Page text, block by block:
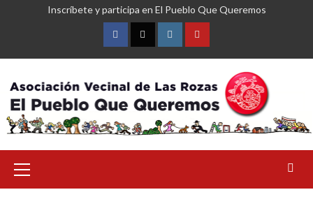
Inscríbete y participa en El Pueblo Que Queremos
FacebookTwitterInstagramYouTube
primario